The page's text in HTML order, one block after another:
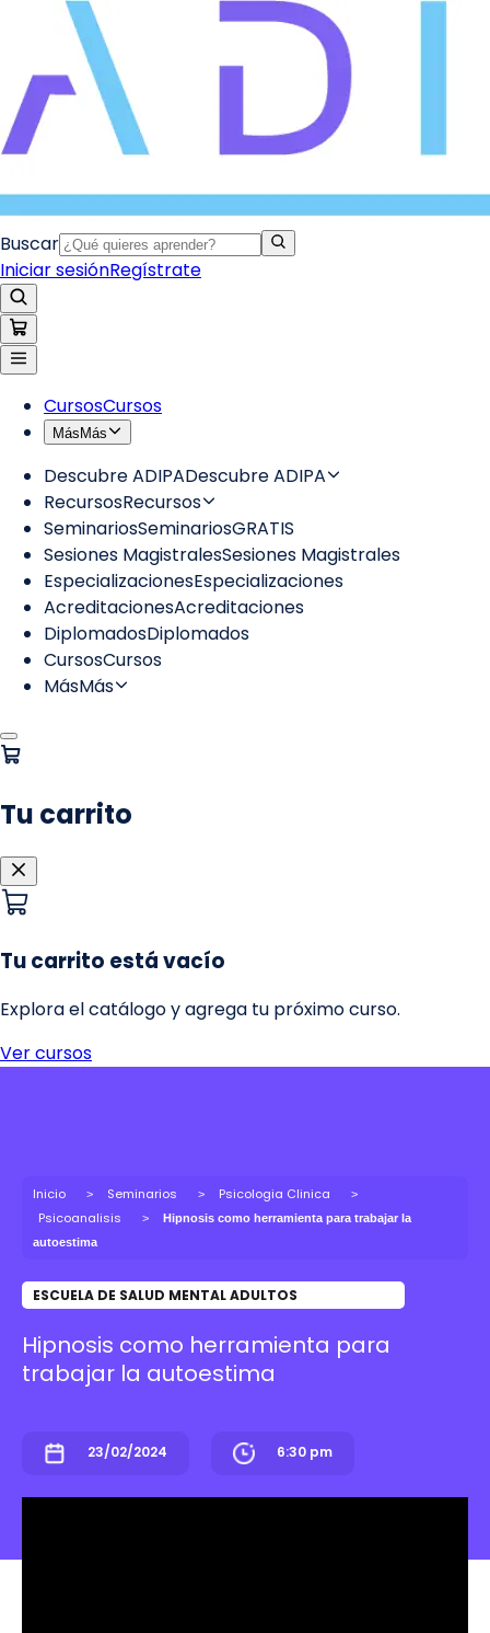
Inicio Seminarios
Psicologia Clinica
Psicoanalisis
Hipnosis como herramienta para trabajar la
autoestima
ESCUELA DE SALUD MENTAL ADULTOS
Hipnosis como herramienta para
trabajar la autoestima
23/02/2024 6:30 pm